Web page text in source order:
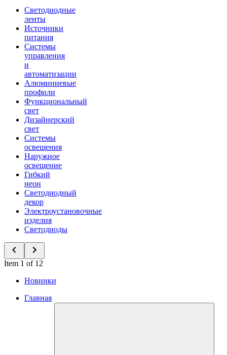
Светодиодные
ленты
Источники
питания
Системы
управления
и
автоматизации
Алюминиевые
профили
Функциональный
свет
Дизайнерский
свет
Системы
освещения
Наружное
освещение
Гибкий
неон
Светодиодный
декор
Электроустановочные
изделия
Светодиоды
Item 1 of 12
Новинки
Главная